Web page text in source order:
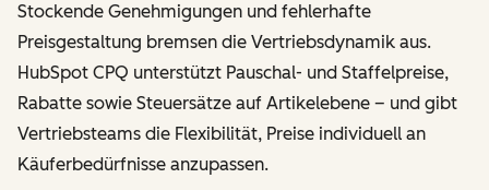
Stockende Genehmigungen und fehlerhafte
Preisgestaltung bremsen die Vertriebsdynamik aus.
HubSpot CPQ unterstützt Pauschal- und Staffelpreise,
Rabatte sowie Steuersätze auf Artikelebene – und gibt
Vertriebsteams die Flexibilität, Preise individuell an
Käuferbedürfnisse anzupassen.